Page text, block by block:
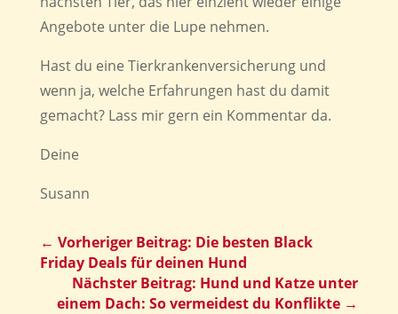
Angebote unter die Lupe nehmen.
Hast du eine Tierkrankenversicherung und
wenn ja, welche Erfahrungen hast du damit
gemacht? Lass mir gern ein Kommentar da.
Deine
Susann
← Vorheriger Beitrag: Die besten Black
Friday Deals für deinen Hund
Nächster Beitrag: Hund und Katze unter
einem Dach: So vermeidest du Konflikte →